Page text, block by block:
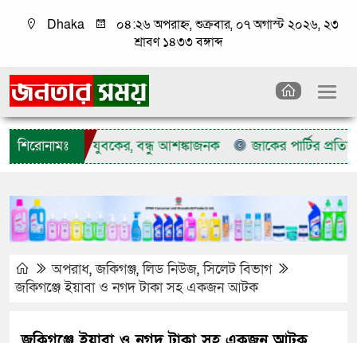
Dhaka
০৪:২৬ অপরাহ্ন, শুক্রবার, ০৭ অগাস্ট ২০২৬, ২৩
শ্রাবণ ১৪৩৩ বঙ্গাব্দ
শিরোনামঃ
প্রাণ গেল যুবকের, বন্ধু আশঙ্কাজনক জাকের পার্টির
অপরাধ,জকিগঞ্জ,লিড নিউজ,সিলেট বিভাগ
জকিগঞ্জে ইয়াবা ও নগদ টাকা সহ একজন আটক